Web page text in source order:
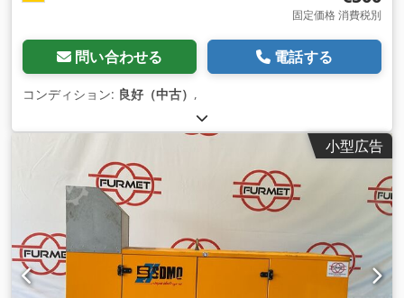
固定価格 消費税別
問い合わせる 電話する
コンディション: 良好（中古） ,
小型広告